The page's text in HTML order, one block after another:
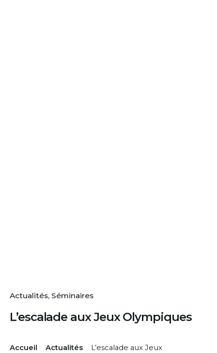
Actualités Séminaires
L’escalade aux Jeux Olympiques
Accueil Actualités
L’escalade aux Jeux